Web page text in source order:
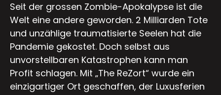
Seit der grossen Zombie-Apokalypse ist die
Welt eine andere geworden. 2 Milliarden Tote
und unzählige traumatisierte Seelen hat die
Pandemie gekostet. Doch selbst aus
unvorstellbaren Katastrophen kann man
Profit schlagen. Mit „The ReZort“ wurde ein
einzigartiger Ort geschaffen, der Luxusferien